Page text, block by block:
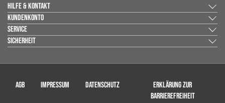
HILFE & KONTAKT
KUNDENKONTO
SERVICE
SICHERHEIT
AGB IMPRESSUM DATENSCHUTZ
ERKLÄRUNG ZUR
BARRIEREFREIHEIT